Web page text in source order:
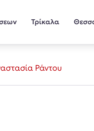
Τρίκαλα
Ράντου